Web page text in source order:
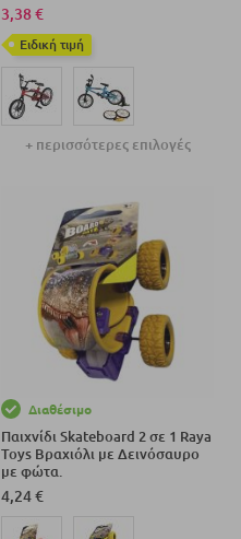
Περισσότερα
3,38 €
Eιδική τιμή
+ περισσότερες επιλογές
Διαθέσιμο
Παιχνίδι Skateboard 2 σε 1 Raya
Toys Βραχιόλι με Δεινόσαυρο
με φώτα.
4,24 €